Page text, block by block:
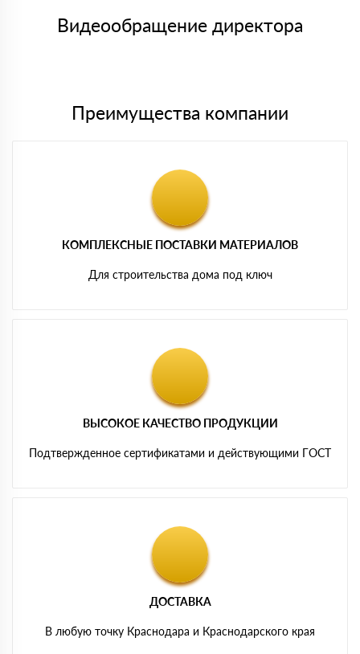
либо Вы забираете товар со склада самовывоза.
Видеообращение директора
Преимущества компании
КОМПЛЕКСНЫЕ ПОСТАВКИ МАТЕРИАЛОВ
Для строительства дома под ключ
ВЫСОКОЕ КАЧЕСТВО ПРОДУКЦИИ
Подтвержденное сертификатами и действующими ГОСТ
ДОСТАВКА
В любую точку Краснодара и Краснодарского края